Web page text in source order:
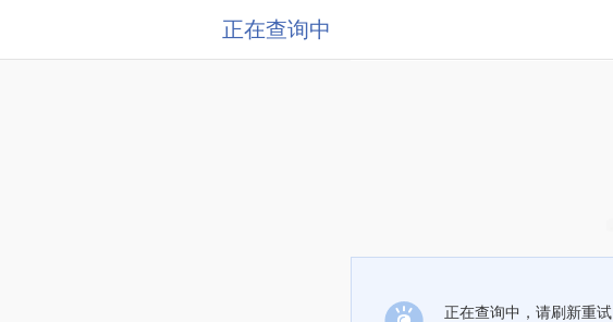
正在查询中
正在查询中，请刷新重试